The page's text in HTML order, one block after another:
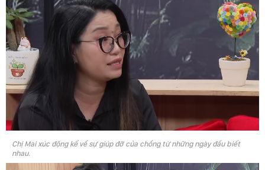
Chị Mai xúc động kể về sự giúp đỡ của chồng từ những ngày đầu biết
nhau.